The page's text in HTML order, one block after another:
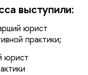
выступили:
юрист
практики;
юрист